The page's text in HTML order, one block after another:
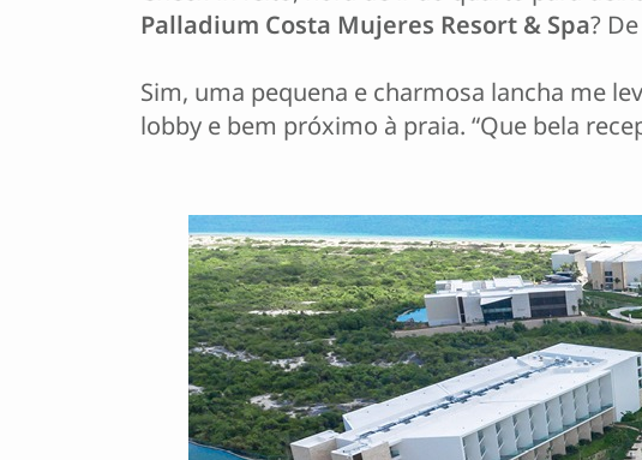
Palladium Costa Mujeres Resort & Spa?
Sim, uma pequena e charmosa lancha me
lobby e bem próximo à praia. “Que bela